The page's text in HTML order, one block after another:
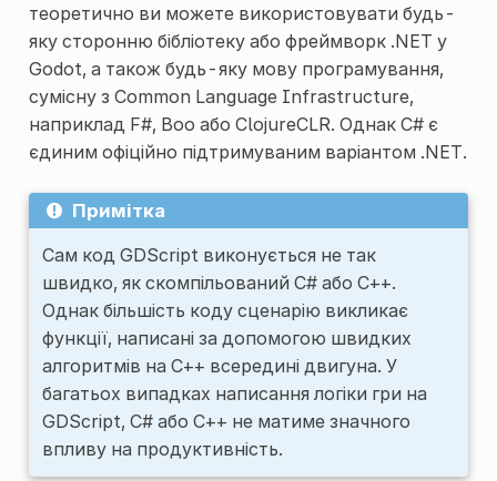
теоретично ви можете використовувати будь-
яку сторонню бібліотеку або фреймворк .NET у
Godot, а також будь-яку мову програмування,
сумісну з Common Language Infrastructure,
наприклад F#, Boo або ClojureCLR. Однак C# є
єдиним офіційно підтримуваним варіантом .NET.
Примітка
Сам код GDScript виконується не так
швидко, як скомпільований C# або C++.
Однак більшість коду сценарію викликає
функції, написані за допомогою швидких
алгоритмів на C++ всередині двигуна. У
багатьох випадках написання логіки гри на
GDScript, C# або C++ не матиме значного
впливу на продуктивність.